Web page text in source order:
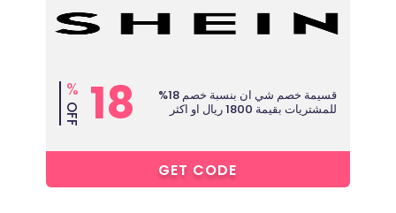
18
%
OFF
قسيمة خصم شي ان بنسبة خصم 18%
للمشتريات بقيمة 1800 ريال او اكثر
GET CODE